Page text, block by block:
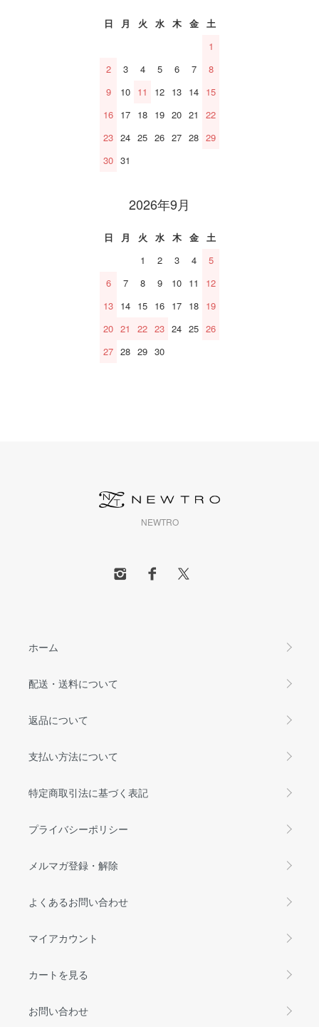
日 月 火 水 木 金
土
1
2
3 4 5 6 7
8
9
10 11 12 13 14 15
16 17 18 19 20 21
22
23 24 25 26 27 28 29
30 31
2026年9月
日 月 火 水 木 金
土
1
2 3 4
5
6
7 8 9 10 11
12
13 14 15 16 17 18 19
20 21 22 23 24 25 26
27 28 29 30
NEWTRO
ホーム
配送・送料について
返品について
支払い方法について
特定商取引法に基づく表記
プライバシーポリシー
メルマガ登録・解除
よくあるお問い合わせ
マイアカウント
カートを見る
お問い合わせ